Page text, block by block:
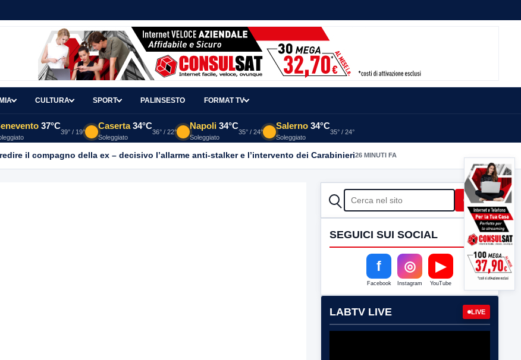
CULTURA SPORT PALINSESTO FORMAT TV
37°C
39° / 19°
Caserta 34°C
Soleggiato
36° / 22°
Napoli 34°C
Soleggiato
35° / 24°
Salerno 34°C
Soleggiato
35° / 24°
il compagno della ex – decisivo l’allarme anti-stalker e l’intervento dei Carabinieri26 MINUTI FA
CERCA Cerca
SEGUICI SUI SOCIAL
f
Facebook
◎
Instagram
▶
YouTube
LABTV LIVE LIVE